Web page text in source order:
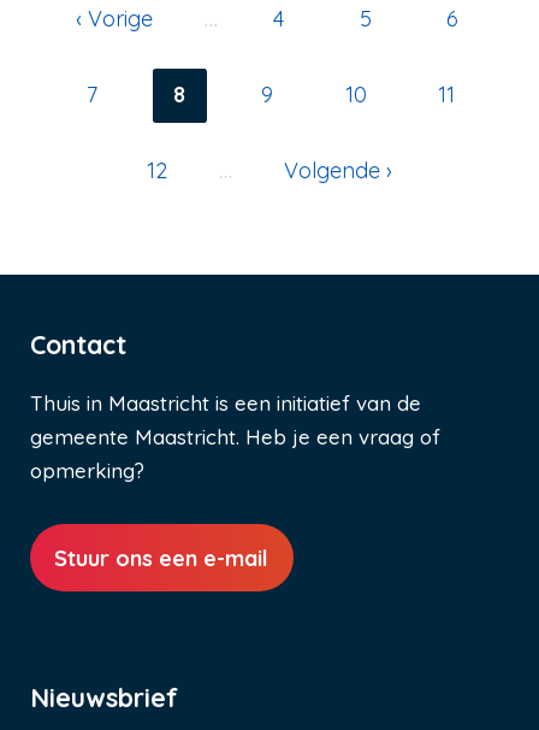
Paginering
Vorige
pagina
‹ Vorige … Pagina
4 Pagina
5 Pagina
6
Pagina
7 Huidige
pagina
8 Pagina
9 Pagina
10 Pagina
11
Pagina
12 … Volgende
pagina
Volgende ›
Contact
Thuis in Maastricht is een initiatief van de
gemeente Maastricht. Heb je een vraag of
opmerking?
Stuur ons een e-mail
Nieuwsbrief